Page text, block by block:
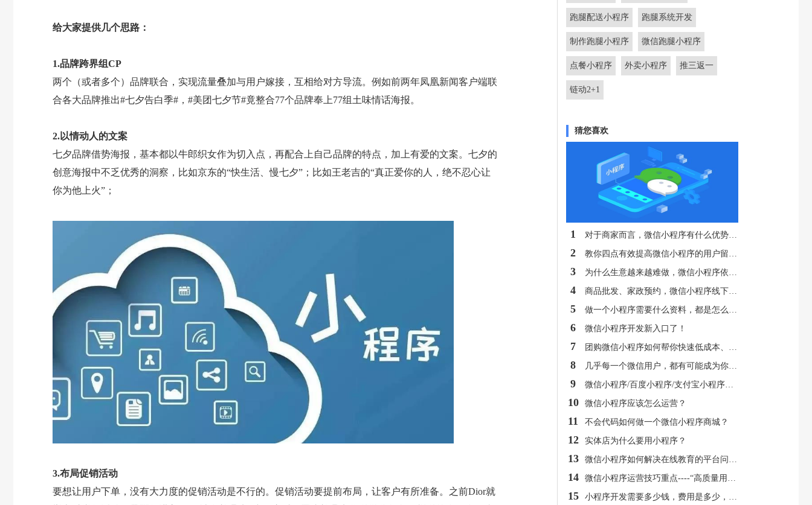
给大家提供几个思路：
1.品牌跨界组CP
两个（或者多个）品牌联合，实现流量叠加与用户嫁接，互相给对方导流。例如前两年凤凰新闻客户端联
合各大品牌推出#七夕告白季#，#美团七夕节#竟整合77个品牌奉上77组土味情话海报。
2.以情动人的文案
七夕品牌借势海报，基本都以牛郎织女作为切入点，再配合上自己品牌的特点，加上有爱的文案。七夕的
创意海报中不乏优秀的洞察，比如京东的“快生活、慢七夕”；比如王老吉的“真正爱你的人，绝不忍心让
你为他上火”；
3.布局促销活动
要想让用户下单，没有大力度的促销活动是不行的。促销活动要提前布局，让客户有所准备。之前Dior就
跑腿配送小程序 跑腿系统开发
制作跑腿小程序 微信跑腿小程序
点餐小程序 外卖小程序 推三返一
链动2+1
猜您喜欢
1
2
3
4
5
6 微信小程序开发新入口了！
7
8
9
10 微信小程序应该怎么运营？
11 不会代码如何做一个微信小程序商城？
12 实体店为什么要用小程序？
13
14
15